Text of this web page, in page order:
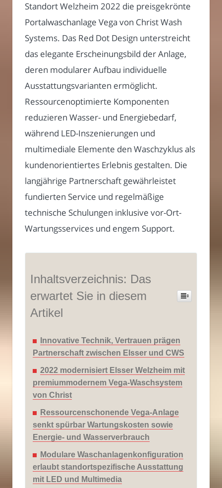
Standort Welzheim 2022 die preisgekrönte
Portalwaschanlage Vega von Christ Wash
Systems. Das Red Dot Design unterstreicht
das elegante Erscheinungsbild der Anlage,
deren modularer Aufbau individuelle
Ausstattungsvarianten ermöglicht.
Ressourcenoptimierte Komponenten
reduzieren Wasser- und Energiebedarf,
während LED-Inszenierungen und
multimediale Elemente den Waschzyklus als
kundenorientiertes Erlebnis gestalten. Die
langjährige Partnerschaft gewährleistet
fundierten Service und regelmäßige
technische Schulungen inklusive vor-Ort-
Wartungsservices und engem Support.
Inhaltsverzeichnis: Das
erwartet Sie in diesem
Artikel
Innovative Technik, Vertrauen prägen
Partnerschaft zwischen Elsser und CWS
2022 modernisiert Elsser Welzheim mit
premiummodernem Vega-Waschsystem
von Christ
Ressourcenschonende Vega-Anlage
senkt spürbar Wartungskosten sowie
Energie- und Wasserverbrauch
Modulare Waschanlagenkonfiguration
erlaubt standortspezifische Ausstattung
mit LED und Multimedia